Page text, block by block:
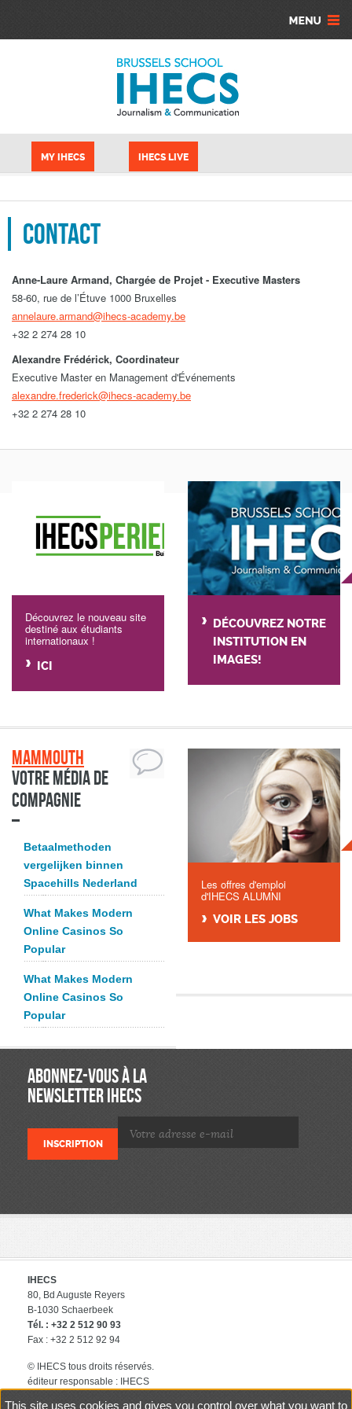
MY IHECS IHECS LIVE
Contact
Anne-Laure Armand, Chargée de Projet - Executive Masters
58-60, rue de l’Étuve 1000 Bruxelles
annelaure.armand@ihecs-academy.be
+32 2 274 28 10
Alexandre Frédérick, Coordinateur
Executive Master en Management d'Événements
alexandre.frederick@ihecs-academy.be
+32 2 274 28 10
Découvrez le nouveau site
destiné aux étudiants
internationaux !
ICI
DÉCOUVREZ NOTRE
INSTITUTION EN
IMAGES!
Mammouth
Votre média de
compagnie
Betaalmethoden
vergelijken binnen
Spacehills Nederland
What Makes Modern
Online Casinos So
Popular
What Makes Modern
Online Casinos So
Popular
Les offres d'emploi
d'IHECS ALUMNI
VOIR LES JOBS
ABONNEZ-VOUS À LA
NEWSLETTER IHECS
IHECS
80, Bd Auguste Reyers
B-1030 Schaerbeek
Tél. : +32 2 512 90 93
Fax : +32 2 512 92 94
© IHECS tous droits réservés.
éditeur responsable : IHECS
This site uses cookies and gives you control over what you want to